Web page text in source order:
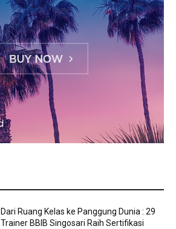
Dari Ruang Kelas ke Panggung Dunia : 29
Trainer BBIB Singosari Raih Sertifikasi